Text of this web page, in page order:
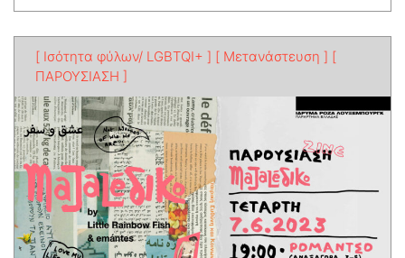
[ Ισότητα φύλων/ LGBTQI+ ] [ Μετανάστευση ] [
ΠΑΡΟΥΣΙΑΣΗ ]